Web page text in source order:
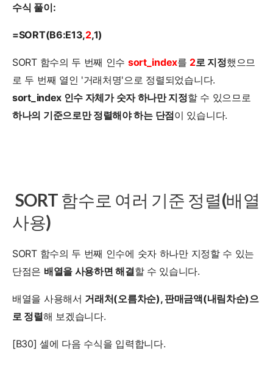
수식 풀이:
=SORT(B6:E13,2,1)
SORT 함수의 두 번째 인수 sort_index를 2로 지정했으므
로 두 번째 열인 '거래처명'으로 정렬되었습니다.
sort_index 인수 자체가 숫자 하나만 지정할 수 있으므로
하나의 기준으로만 정렬해야 하는 단점이 있습니다.
SORT 함수로 여러 기준 정렬(배열
사용)
SORT 함수의 두 번째 인수에 숫자 하나만 지정할 수 있는
단점은 배열을 사용하면 해결할 수 있습니다.
배열을 사용해서 거래처(오름차순), 판매금액(내림차순)으
로 정렬해 보겠습니다.
[B30] 셀에 다음 수식을 입력합니다.